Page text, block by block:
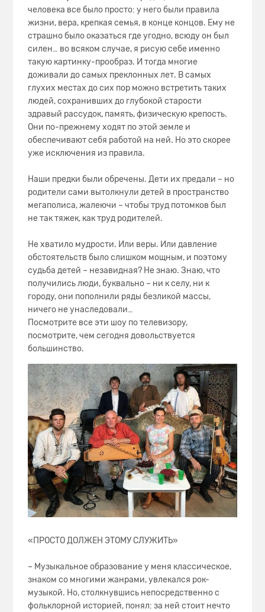
человека все было просто: у него были правила
жизни, вера, крепкая семья, в конце концов. Ему не
страшно было оказаться где угодно, всюду он был
силен… во всяком случае, я рисую себе именно
такую картинку-прообраз. И тогда многие
доживали до самых преклонных лет. В самых
глухих местах до сих пор можно встретить таких
людей, сохранивших до глубокой старости
здравый рассудок, память, физическую крепость.
Они по-прежнему ходят по этой земле и
обеспечивают себя работой на ней. Но это скорее
уже исключения из правила.
Наши предки были обречены. Дети их предали – но
родители сами вытолкнули детей в пространство
мегаполиса, жалеючи – чтобы труд потомков был
не так тяжек, как труд родителей.
Не хватило мудрости. Или веры. Или давление
обстоятельств было слишком мощным, и поэтому
судьба детей – незавидная? Не знаю. Знаю, что
получились люди, буквально – ни к селу, ни к
городу, они пополнили ряды безликой массы,
ничего не унаследовали…
Посмотрите все эти шоу по телевизору,
посмотрите, чем сегодня довольствуется
большинство.
«ПРОСТО ДОЛЖЕН ЭТОМУ СЛУЖИТЬ»
– Музыкальное образование у меня классическое,
знаком со многими жанрами, увлекался рок-
музыкой. Но, столкнувшись непосредственно с
фольклорной историей, понял: за ней стоит нечто